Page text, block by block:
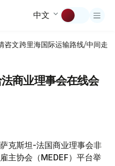
中文
咨文跨里海国际运输路线/中间走廊
商业理事会在线会
克斯坦-法国商业理事会非
主协会（MEDEF）平台举